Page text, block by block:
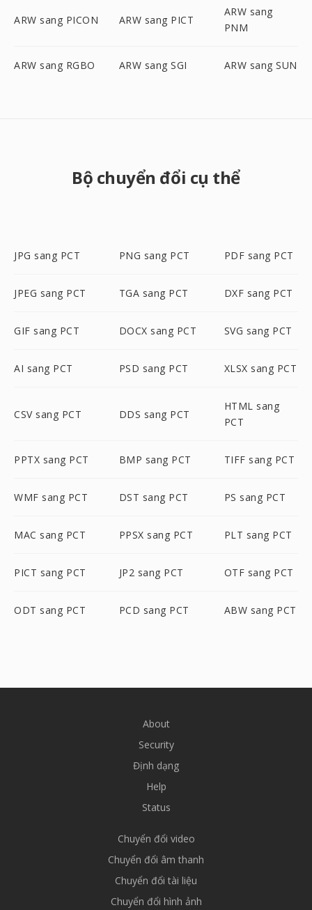
ARW sang PICON ARW sang PICT
ARW sang
PNM
ARW sang RGBO ARW sang SGI ARW sang SUN
Bộ chuyển đổi cụ thể
JPG sang PCT PNG sang PCT PDF sang PCT
JPEG sang PCT TGA sang PCT DXF sang PCT
GIF sang PCT DOCX sang PCT SVG sang PCT
AI sang PCT PSD sang PCT XLSX sang PCT
CSV sang PCT DDS sang PCT
HTML sang
PCT
PPTX sang PCT BMP sang PCT TIFF sang PCT
WMF sang PCT DST sang PCT PS sang PCT
MAC sang PCT PPSX sang PCT PLT sang PCT
PICT sang PCT JP2 sang PCT OTF sang PCT
ODT sang PCT PCD sang PCT ABW sang PCT
About
Security
Định dạng
Help
Status
Chuyển đổi video
Chuyển đổi âm thanh
Chuyển đổi tài liệu
Chuyển đổi hình ảnh